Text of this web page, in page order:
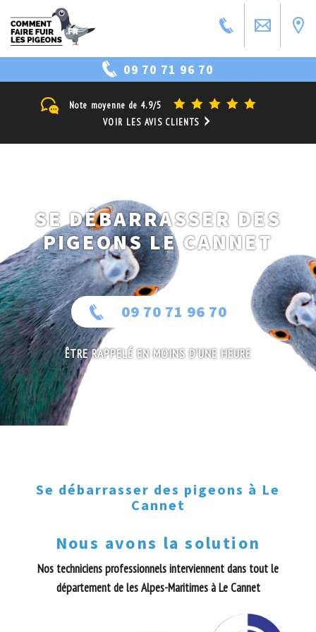
09 70 71 96 70
Note moyenne de 4.9/5
VOIR LES AVIS CLIENTS
SE DÉBARRASSER DES
PIGEONS LE CANNET
09 70 71 96 70
ÊTRE RAPPELÉ EN MOINS D'UNE HEURE
Se débarrasser des pigeons à Le
Cannet
Nous avons la solution
Nos techniciens professionnels interviennent dans tout le
département de les Alpes-Maritimes à Le Cannet